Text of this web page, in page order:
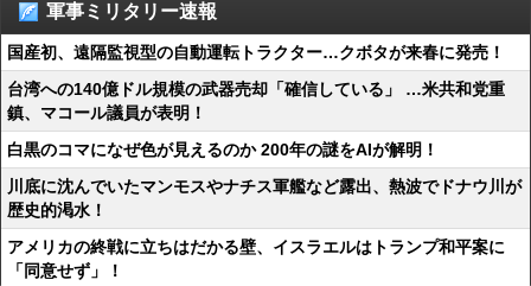
軍事ミリタリー速報
国産初、遠隔監視型の自動運転トラクター…クボタが来春に発売！
台湾への140億ドル規模の武器売却「確信している」 …米共和党重
鎮、マコール議員が表明！
白黒のコマになぜ色が見えるのか 200年の謎をAIが解明！
川底に沈んでいたマンモスやナチス軍艦など露出、熱波でドナウ川が
歴史的渇水！
アメリカの終戦に立ちはだかる壁、イスラエルはトランプ和平案に
「同意せず」！